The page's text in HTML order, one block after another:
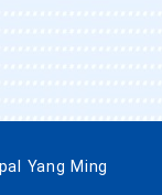
Yang Ming